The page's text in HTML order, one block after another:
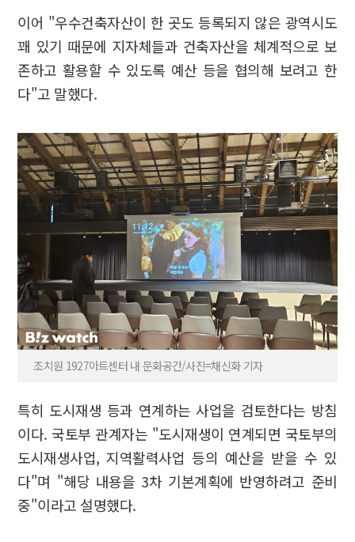
이어 "우수건축자산이 한 곳도 등록되지 않은 광역시도
꽤 있기 때문에 지자체들과 건축자산을 체계적으로 보
존하고 활용할 수 있도록 예산 등을 협의해 보려고 한
다"고 말했다.
조치원 1927아트센터 내 문화공간/사진=채신화 기자
특히 도시재생 등과 연계하는 사업을 검토한다는 방침
이다. 국토부 관계자는 "도시재생이 연계되면 국토부의
도시재생사업, 지역활력사업 등의 예산을 받을 수 있
다"며 "해당 내용을 3차 기본계획에 반영하려고 준비
중"이라고 설명했다.